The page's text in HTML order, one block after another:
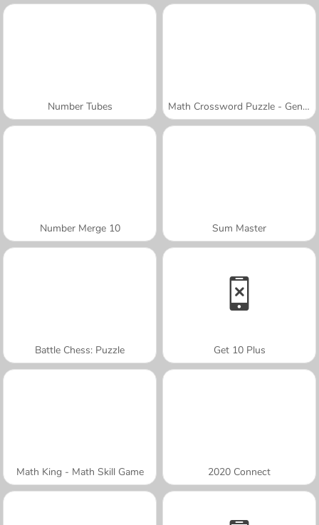
Number Tubes Math Crossword Puzzle - Genius Edition
Number Merge 10 Sum Master
Battle Chess: Puzzle Get 10 Plus
Math King - Math Skill Game 2020 Connect